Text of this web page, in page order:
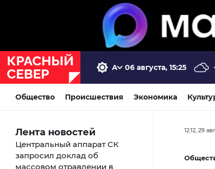
06 августа, 15:25
Общество Происшествия Экономика
Лента новостей
Центральный аппарат СК
запросил доклад об
массовом отравлении в
12:12, 29